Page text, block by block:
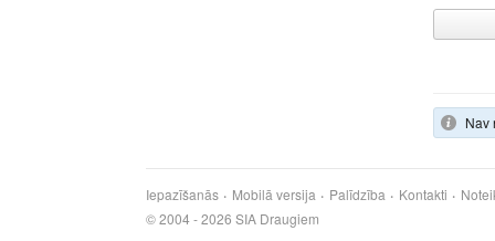
Nav
Iepazīšanās Mobilā versija Palīdzība Kontakti
© 2004 - 2026 SIA Draugiem